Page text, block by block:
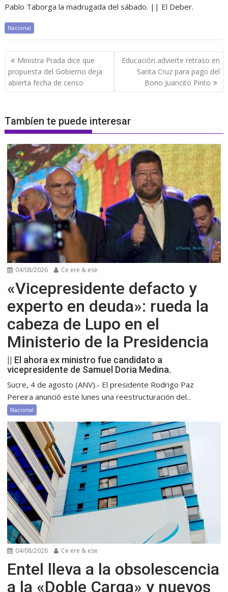
Pablo Taborga la madrugada del sábado. || El Deber.
Nacional
Navegación
de
entradas
Ministra Prada dice que
propuesta del Gobierno deja
abierta fecha de censo
Educación advierte retraso en
Santa Cruz para pago del
Bono Juancito Pinto
Tambíen te puede interesar
04/08/2026 Ce ere & ese
«Vicepresidente defacto y
experto en deuda»: rueda la
cabeza de Lupo en el
Ministerio de la Presidencia
|| El ahora ex ministro fue candidato a
vicepresidente de Samuel Doria Medina.
Sucre, 4 de agosto (ANV).- El presidente Rodrigo Paz
Pereira anunció este lunes una reestructuración del...
Nacional
04/08/2026 Ce ere & ese
Entel lleva a la obsolescencia
a la «Doble Carga» y nuevos